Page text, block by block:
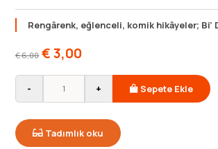
Rengârenk, eğlenceli, komik hikâyeler; Bi’
€6,00 €3,00
- + Sepete Ekle
Tadımlık oku